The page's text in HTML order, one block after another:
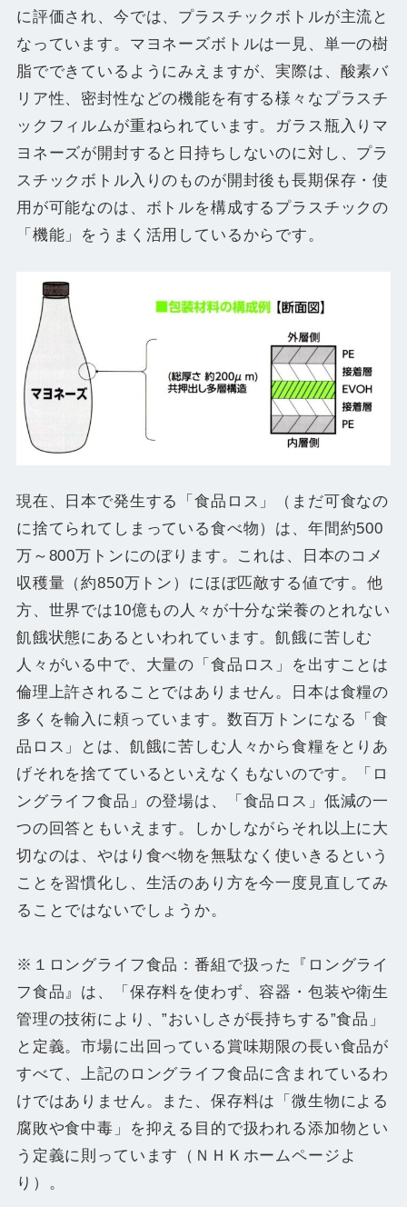
に評価され、今では、プラスチックボトルが主流と
なっています。マヨネーズボトルは一見、単一の樹
脂でできているようにみえますが、実際は、酸素バ
リア性、密封性などの機能を有する様々なプラスチ
ックフィルムが重ねられています。ガラス瓶入りマ
ヨネーズが開封すると日持ちしないのに対し、プラ
スチックボトル入りのものが開封後も長期保存・使
用が可能なのは、ボトルを構成するプラスチックの
「機能」をうまく活用しているからです。
現在、日本で発生する「食品ロス」（まだ可食なの
に捨てられてしまっている食べ物）は、年間約500
万～800万トンにのぼります。これは、日本のコメ
収穫量（約850万トン）にほぼ匹敵する値です。他
方、世界では10億もの人々が十分な栄養のとれない
飢餓状態にあるといわれています。飢餓に苦しむ
人々がいる中で、大量の「食品ロス」を出すことは
倫理上許されることではありません。日本は食糧の
多くを輸入に頼っています。数百万トンになる「食
品ロス」とは、飢餓に苦しむ人々から食糧をとりあ
げそれを捨てているといえなくもないのです。「ロ
ングライフ食品」の登場は、「食品ロス」低減の一
つの回答ともいえます。しかしながらそれ以上に大
切なのは、やはり食べ物を無駄なく使いきるという
ことを習慣化し、生活のあり方を今一度見直してみ
ることではないでしょうか。
※１ロングライフ食品：番組で扱った『ロングライ
フ食品』は、「保存料を使わず、容器・包装や衛生
管理の技術により、”おいしさが長持ちする”食品」
と定義。市場に出回っている賞味期限の長い食品が
すべて、上記のロングライフ食品に含まれているわ
けではありません。また、保存料は「微生物による
腐敗や食中毒」を抑える目的で扱われる添加物とい
う定義に則っています（ＮＨＫホームページよ
り）。